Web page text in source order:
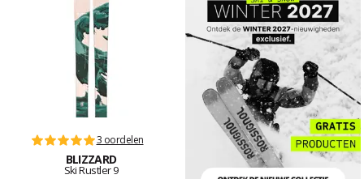
3 oordelen
BLIZZARD
Ski Rustler 9